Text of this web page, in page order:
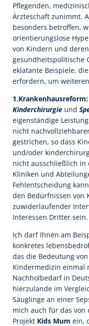
Pflegenden,
Ärzteschaft zunimmt.
besonders betroffen,
orientierungslose
von Kindern und
gesundheitspolitische
eklatante Beispiele,
erfordern, um
1.Krankenhausreform:
Kinderchirurgie und
eigenständige
nicht
gestrichen, so dass
und/oder
nicht ausschließlich in
Kliniken und
Fehlentscheidung
den Bedürfnissen von
zuwiderlaufender
Interessen Dritter sein.
Ich darf Ihnen am
konkretes
das die Bedeutung
Kindermedizin einmal
Nachholbedarf in
hierzulande im
Säuglinge an einer
mich auch für das von
Projekt Kids Mum ein,